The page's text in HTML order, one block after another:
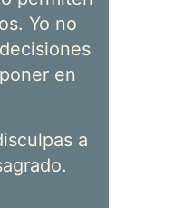
Yo no
en
a